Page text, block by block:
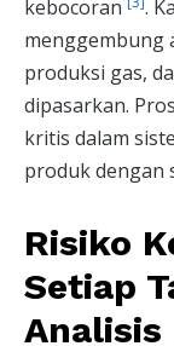
kebocoran
.
menggembung
produksi gas,
dipasarkan.
kritis dalam
produk dengan
Risiko
Setiap